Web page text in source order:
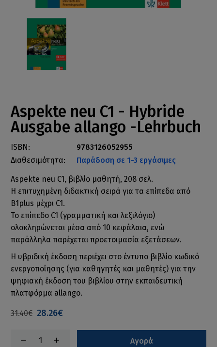
Aspekte neu C1 - Hybride
Ausgabe allango -Lehrbuch
ISBN:
9783126052955
Διαθεσιμότητα:
Παράδοση σε 1-3 εργάσιμες
Aspekte neu C1, βιβλίο μαθητή, 208 σελ.
Η επιτυχημένη διδακτική σειρά για τα επίπεδα από
Β1plus μέχρι C1.
To επίπεδο C1 (γραμματική και λεξιλόγιο)
ολοκληρώνεται μέσα από 10 κεφάλαια, ενώ
παράλληλα παρέχεται προετοιμασία εξετάσεων.
H υβριδική έκδοση περιέχει στο έντυπο βιβλίο κωδικό
ενεργοποίησης (για καθηγητές και μαθητές) για την
ψηφιακή έκδοση του βιβλίου στην εκπαιδευτική
πλατφόρμα allango.
31.40€ 28.26€
Αγορά